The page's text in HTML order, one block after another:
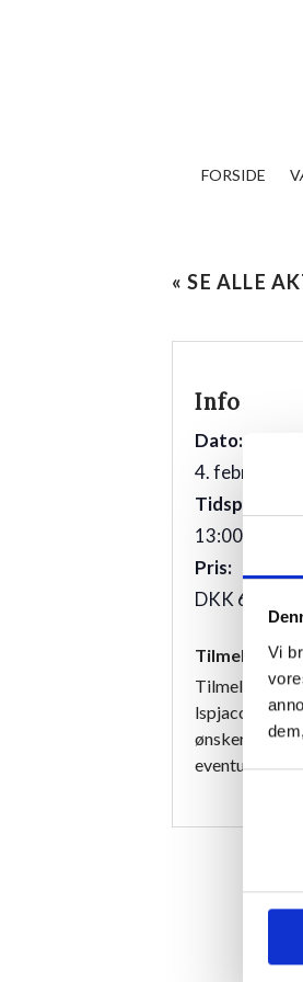
Vi
FORSIDE
« SE ALLE
Info
Dato:
4. februar
Tidspunkt:
13:00 - 16:00
Pris:
DKK 60
Tilmelding
Tilmelding
ønsker
eventuelle